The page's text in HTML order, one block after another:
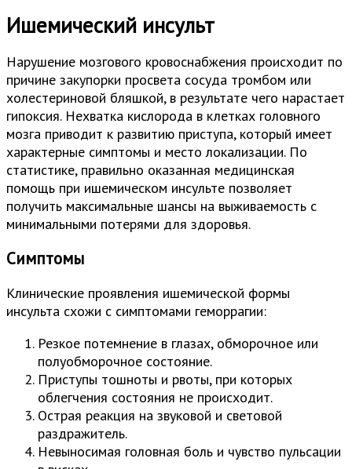
Ишемический инсульт
Нарушение мозгового кровоснабжения происходит по
причине закупорки просвета сосуда тромбом или
холестериновой бляшкой, в результате чего нарастает
гипоксия. Нехватка кислорода в клетках головного
мозга приводит к развитию приступа, который имеет
характерные симптомы и место локализации. По
статистике, правильно оказанная медицинская
помощь при ишемическом инсульте позволяет
получить максимальные шансы на выживаемость с
минимальными потерями для здоровья.
Симптомы
Клинические проявления ишемической формы
инсульта схожи с симптомами геморрагии:
Резкое потемнение в глазах, обморочное или
полуобморочное состояние.
Приступы тошноты и рвоты, при которых
облегчения состояния не происходит.
Острая реакция на звуковой и световой
раздражитель.
Невыносимая головная боль и чувство пульсации